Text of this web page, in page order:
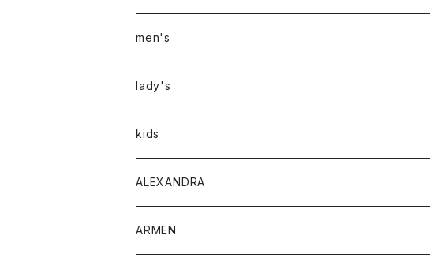
men's
アウター
トップス
Tシャツ
シャツ
ボトムス
lady's
アウター
トップス
Tシャツ・カットソー
ボトムス
kids
ALEXANDRA
ARMEN